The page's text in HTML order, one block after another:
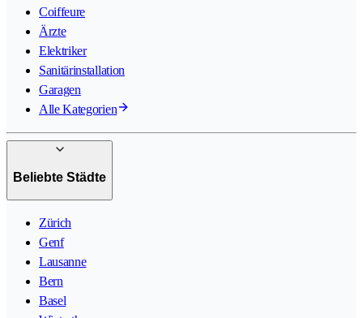
Coiffeure
Ärzte
Elektriker
Sanitärinstallation
Garagen
Alle Kategorien
Beliebte Städte
Zürich
Genf
Lausanne
Bern
Basel